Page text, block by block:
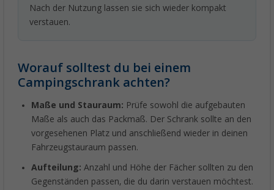
Nach der Nutzung lassen sie sich wieder kompakt
verstauen.
Worauf solltest du bei einem
Campingschrank achten?
Maße und Stauraum: Prüfe sowohl die aufgebauten
Maße als auch das Packmaß. Der Schrank sollte an den
vorgesehenen Platz und anschließend wieder in deinen
Fahrzeugstauraum passen.
Aufteilung: Anzahl und Höhe der Fächer sollten zu den
Gegenständen passen, die du darin verstauen möchtest.